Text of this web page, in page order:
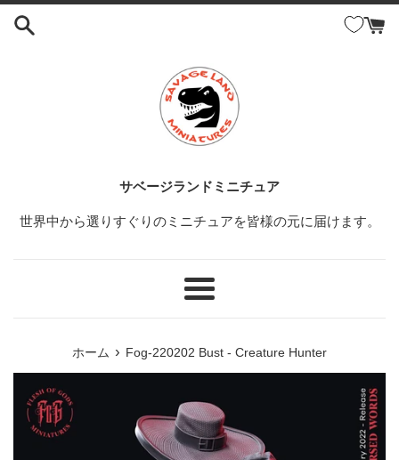
コ
サベージランドミニチュア
世界中から選りすぐりのミニチュアを皆様の元に届けます。
メ
ホーム › Fog-220202 Bust - Creature Hunter